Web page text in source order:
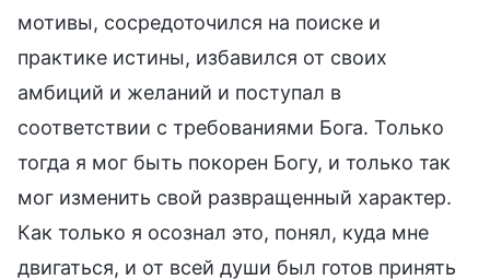
мотивы, сосредоточился на поиске и
практике истины, избавился от своих
амбиций и желаний и поступал в
соответствии с требованиями Бога. Только
тогда я мог быть покорен Богу, и только так
мог изменить свой развращенный характер.
Как только я осознал это, понял, куда мне
двигаться, и от всей души был готов принять